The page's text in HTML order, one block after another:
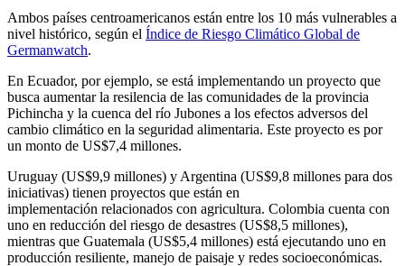
Ambos países centroamericanos están entre los 10 más vulnerables a
nivel histórico, según el Índice de Riesgo Climático Global de
Germanwatch.
En Ecuador, por ejemplo, se está implementando un proyecto que
busca aumentar la resilencia de las comunidades de la provincia
Pichincha y la cuenca del río Jubones a los efectos adversos del
cambio climático en la seguridad alimentaria. Este proyecto es por
un monto de US$7,4 millones.
Uruguay (US$9,9 millones) y Argentina (US$9,8 millones para dos
iniciativas) tienen proyectos que están en
implementación relacionados con agricultura. Colombia cuenta con
uno en reducción del riesgo de desastres (US$8,5 millones),
mientras que Guatemala (US$5,4 millones) está ejecutando uno en
producción resiliente, manejo de paisaje y redes socioeconómicas.